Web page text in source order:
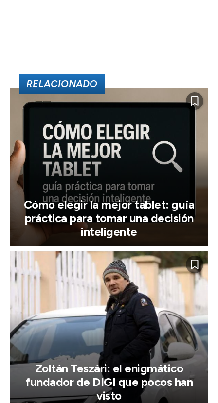
RELACIONADO
Cómo elegir la mejor tablet: guía
práctica para tomar una decisión
inteligente
Zoltán Teszári: el enigmático
fundador de DIGI que pocos han
visto